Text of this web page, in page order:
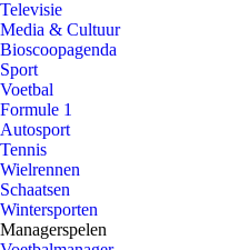
Televisie
Media & Cultuur
Bioscoopagenda
Sport
Voetbal
Formule 1
Autosport
Tennis
Wielrennen
Schaatsen
Wintersporten
Managerspelen